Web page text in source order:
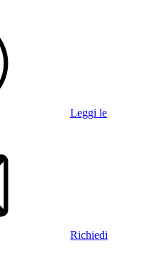
Leggi le
Richiedi